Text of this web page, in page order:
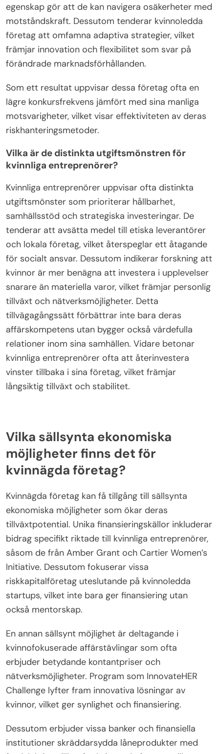
egenskap gör att de kan navigera osäkerheter med
motståndskraft. Dessutom tenderar kvinnoledda
företag att omfamna adaptiva strategier, vilket
främjar innovation och flexibilitet som svar på
förändrade marknadsförhållanden.
Som ett resultat uppvisar dessa företag ofta en
lägre konkursfrekvens jämfört med sina manliga
motsvarigheter, vilket visar effektiviteten av deras
riskhanteringsmetoder.
Vilka är de distinkta utgiftsmönstren för
kvinnliga entreprenörer?
Kvinnliga entreprenörer uppvisar ofta distinkta
utgiftsmönster som prioriterar hållbarhet,
samhällsstöd och strategiska investeringar. De
tenderar att avsätta medel till etiska leverantörer
och lokala företag, vilket återspeglar ett åtagande
för socialt ansvar. Dessutom indikerar forskning att
kvinnor är mer benägna att investera i upplevelser
snarare än materiella varor, vilket främjar personlig
tillväxt och nätverksmöjligheter. Detta
tillvägagångssätt förbättrar inte bara deras
affärskompetens utan bygger också värdefulla
relationer inom sina samhällen. Vidare betonar
kvinnliga entreprenörer ofta att återinvestera
vinster tillbaka i sina företag, vilket främjar
långsiktig tillväxt och stabilitet.
Vilka sällsynta ekonomiska
möjligheter finns det för
kvinnägda företag?
Kvinnägda företag kan få tillgång till sällsynta
ekonomiska möjligheter som ökar deras
bidrag specifikt riktade till kvinnliga entreprenörer,
såsom de från Amber Grant och Cartier Women’s
Initiative. Dessutom fokuserar vissa
riskkapitalföretag uteslutande på kvinnoledda
startups, vilket inte bara ger finansiering utan
också mentorskap.
En annan sällsynt möjlighet är deltagande i
kvinnofokuserade affärstävlingar som ofta